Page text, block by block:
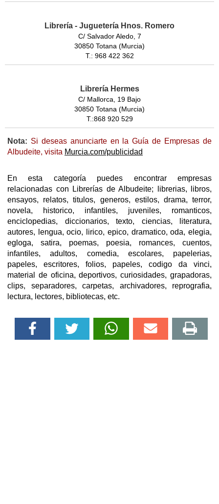
Librería - Juguetería Hnos. Romero
C/ Salvador Aledo, 7
30850 Totana (Murcia)
T.: 968 422 362
Librería Hermes
C/ Mallorca, 19 Bajo
30850 Totana (Murcia)
T.:868 920 529
Nota: Si deseas anunciarte en la Guía de Empresas de
Albudeite, visita Murcia.com/publicidad
En esta categoría puedes encontrar empresas
relacionadas con Librerías de Albudeite; librerias, libros,
ensayos, relatos, titulos, generos, estilos, drama, terror,
novela, historico, infantiles, juveniles, romanticos,
enciclopedias, diccionarios, texto, ciencias, literatura,
autores, lengua, ocio, lirico, epico, dramatico, oda, elegia,
egloga, satira, poemas, poesia, romances, cuentos,
infantiles, adultos, comedia, escolares, papelerias,
papeles, escritores, folios, papeles, codigo da vinci,
material de oficina, deportivos, curiosidades, grapadoras,
clips, separadores, carpetas, archivadores, reprografia,
lectura, lectores, bibliotecas, etc.